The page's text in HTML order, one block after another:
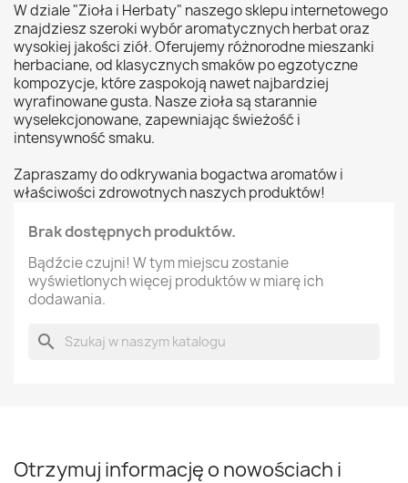
W dziale "Zioła i Herbaty" naszego sklepu internetowego
znajdziesz szeroki wybór aromatycznych herbat oraz
wysokiej jakości ziół. Oferujemy różnorodne mieszanki
herbaciane, od klasycznych smaków po egzotyczne
kompozycje, które zaspokoją nawet najbardziej
wyrafinowane gusta. Nasze zioła są starannie
wyselekcjonowane, zapewniając świeżość i
intensywność smaku.
Zapraszamy do odkrywania bogactwa aromatów i
właściwości zdrowotnych naszych produktów!
Brak dostępnych produktów.
Bądźcie czujni! W tym miejscu zostanie
wyświetlonych więcej produktów w miarę ich
dodawania.
search
Otrzymuj informację o nowościach i